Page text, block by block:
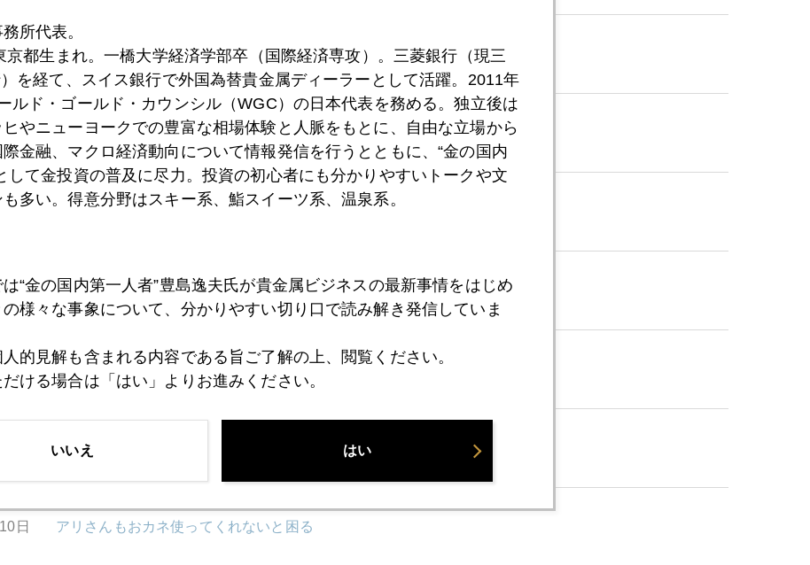
日 芝浜
日 国債の罠（trap）
日 米銀がFRBから乳離れするとき
日 ドッド金融規制案の行方
日 ツイッタ―始めました。
日 円キャリー復活なのか？
日 アリさんもおカネ使ってくれないと困る
所代表。
京都生まれ。一橋大学経済学部卒（国際経済専攻）。三菱銀行（現三
を経て、スイス銀行で外国為替貴金属ディーラーとして活躍。2011年
ルド・ゴールド・カウンシル（WGC）の日本代表を務める。独立後は
やニューヨークでの豊富な相場体験と人脈をもとに、自由な立場から
金融、マクロ経済動向について情報発信を行うとともに、“金の国内
して金投資の普及に尽力。投資の初心者にも分かりやすいトークや文
多い。得意分野はスキー系、鮨スイーツ系、温泉系。
“金の国内第一人者”豊島逸夫氏が貴金属ビジネスの最新事情をはじめ
の様々な事象について、分かりやすい切り口で読み解き発信していま
的見解も含まれる内容である旨ご了解の上、閲覧ください。
ける場合は「はい」よりお進みください。
いいえ はい